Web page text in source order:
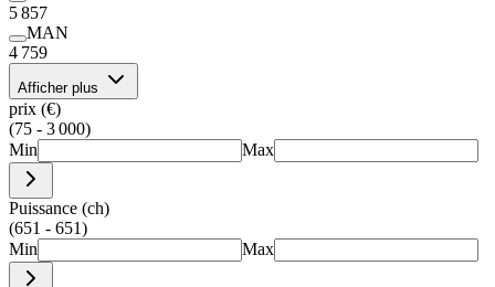
5 857
MAN
4 759
Afficher plus
prix (€)
(75 - 3 000)
Min
Max
Puissance (ch)
(651 - 651)
Min
Max